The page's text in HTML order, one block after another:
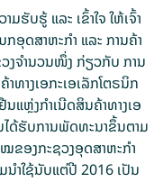
ຮັບຮູ້ ແລະ ເຂົ້າໃຈ ໃຫ້ເຈົ້າ
ອຸດສາຫະກຳ ແລະ ການຄ້າ
ງຈຳນວນໜຶ່ງ ກ່ຽວກັບ ການ
ທາງເອກະເອເລັກໂຕຣນິກ
ແຫຼ່ງກໍາເນີດສິນຄ້າທາງເອ
ດ້ຮັບການພັດທະນາຂຶ້ນຕາມ
ຂອງກະຊວງອຸດສາຫະກຳ
ນຳໃຊ້ນັບແຕ່ປີ 2016 ເປັນ